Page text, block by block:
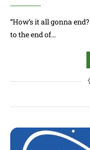
“How’s it all gonna
to the end of…